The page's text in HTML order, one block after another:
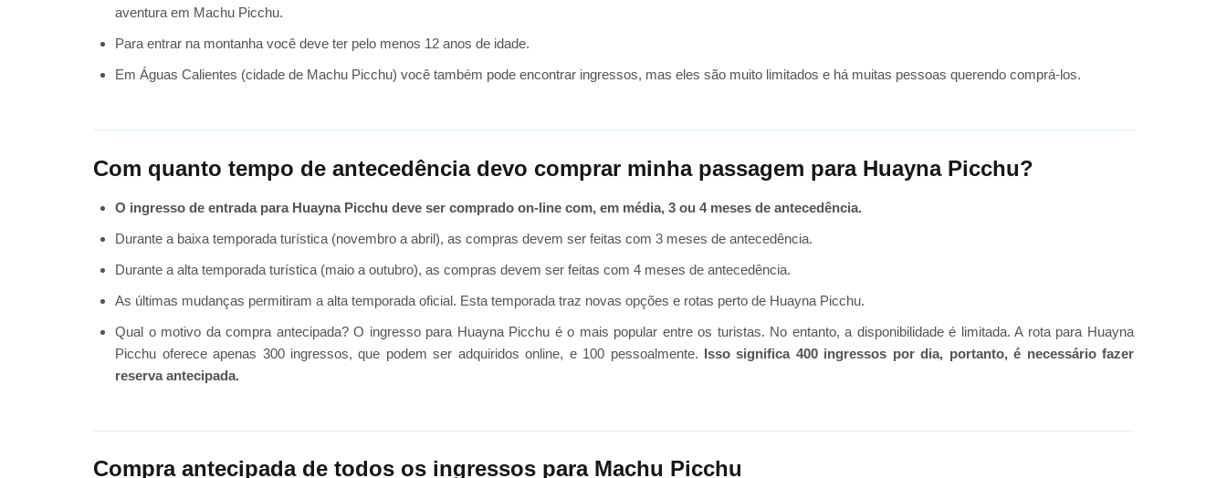
aventura em Machu Picchu.
Para entrar na montanha você deve ter pelo menos 12 anos de idade.
Em Águas Calientes (cidade de Machu Picchu) você também pode encontrar ingressos, mas eles são muito limitados e há muitas pessoas querendo comprá-los.
Com quanto tempo de antecedência devo comprar minha passagem para Huayna Picchu?
O ingresso de entrada para Huayna Picchu deve ser comprado on-line com, em média, 3 ou 4 meses de antecedência.
Durante a baixa temporada turística (novembro a abril), as compras devem ser feitas com 3 meses de antecedência.
Durante a alta temporada turística (maio a outubro), as compras devem ser feitas com 4 meses de antecedência.
As últimas mudanças permitiram a alta temporada oficial. Esta temporada traz novas opções e rotas perto de Huayna Picchu.
Qual o motivo da compra antecipada? O ingresso para Huayna Picchu é o mais popular entre os turistas. No entanto, a disponibilidade é limitada. A rota para Huayna
Picchu oferece apenas 300 ingressos, que podem ser adquiridos online, e 100 pessoalmente. Isso significa 400 ingressos por dia, portanto, é necessário fazer
reserva antecipada.
Compra antecipada de todos os ingressos para Machu Picchu